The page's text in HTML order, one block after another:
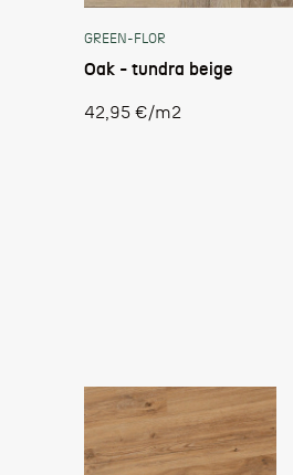
GREEN-FLOR
Oak - tundra beige
Stückpreis
42,95 €/m2